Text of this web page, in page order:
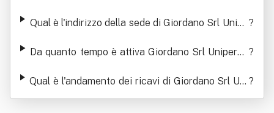
Qual è l'indirizzo della sede di Giordano Srl Unipe ?
Da quanto tempo è attiva Giordano Srl Uniperso ?
Qual è l'andamento dei ricavi di Giordano Srl Uni
personale
?